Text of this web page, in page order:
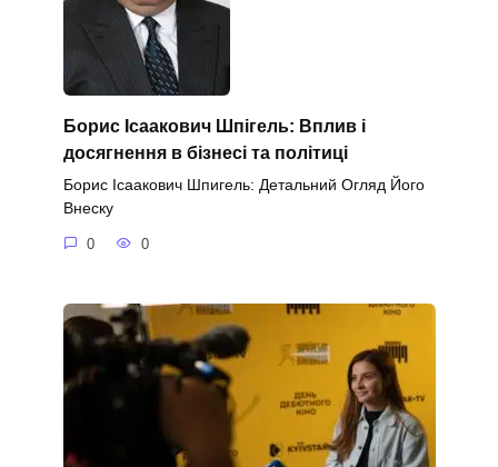
Борис Ісаакович Шпігель: Вплив і
досягнення в бізнесі та політиці
Борис Ісаакович Шпигель: Детальний Огляд Його
Внеску
0 0